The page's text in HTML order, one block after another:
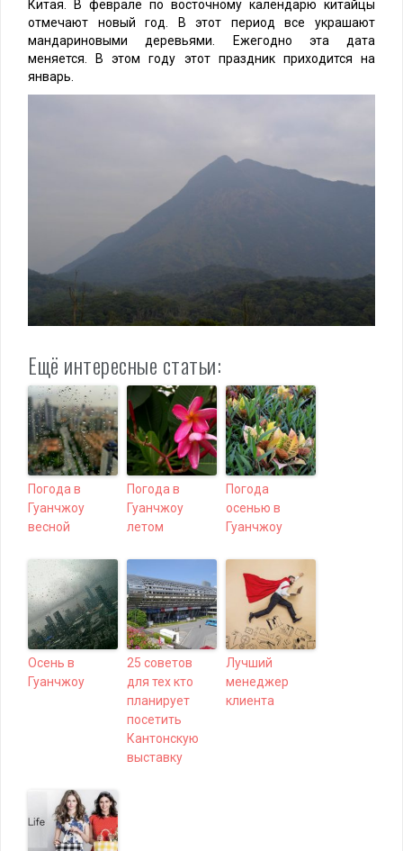
Китая. В феврале по восточному календарю китайцы
отмечают новый год. В этот период все украшают
мандариновыми деревьями. Ежегодно эта дата
меняется. В этом году этот праздник приходится на
январь.
Ещё интересные статьи:
Погода в
Гуанчжоу
весной
Погода в
Гуанчжоу
летом
Погода
осенью в
Гуанчжоу
Осень в
Гуанчжоу
25 советов
для тех кто
планирует
посетить
Кантонскую
выставку
Лучший
менеджер
клиента